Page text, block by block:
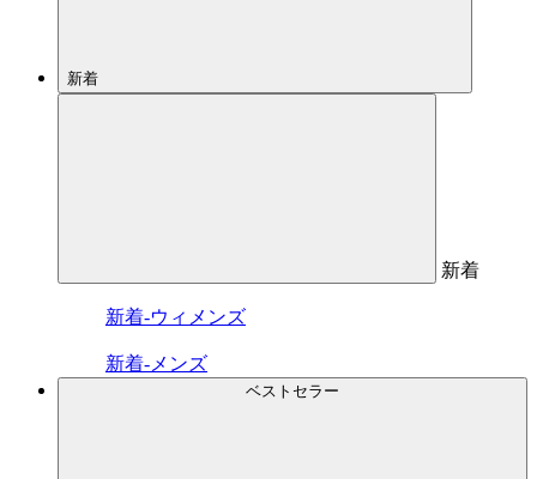
新着
新着
新着-ウィメンズ
新着-メンズ
ベストセラー